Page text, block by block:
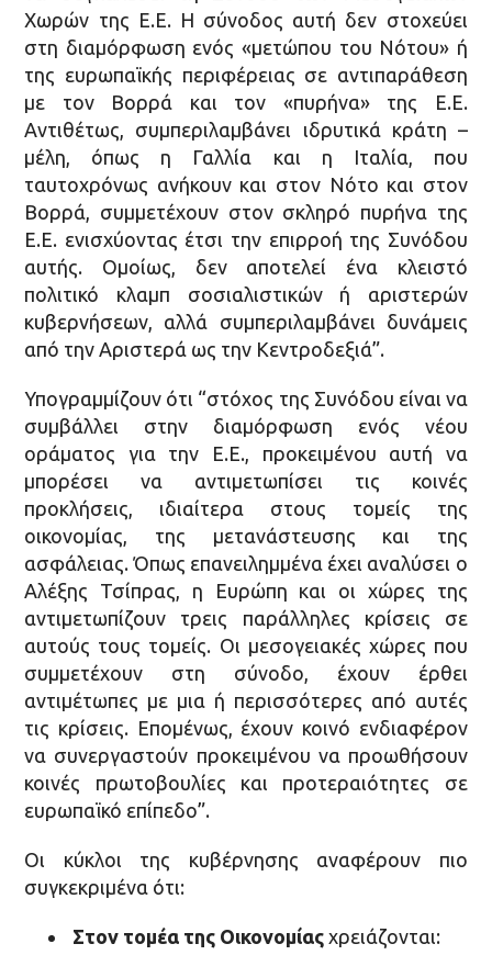
Χωρών της Ε.Ε. Η σύνοδος αυτή δεν στοχεύει
στη διαμόρφωση ενός «μετώπου του Νότου» ή
της ευρωπαϊκής περιφέρειας σε αντιπαράθεση
με τον Βορρά και τον «πυρήνα» της Ε.Ε.
Αντιθέτως, συμπεριλαμβάνει ιδρυτικά κράτη –
μέλη, όπως η Γαλλία και η Ιταλία, που
ταυτοχρόνως ανήκουν και στον Νότο και στον
Βορρά, συμμετέχουν στον σκληρό πυρήνα της
Ε.Ε. ενισχύοντας έτσι την επιρροή της Συνόδου
αυτής. Ομοίως, δεν αποτελεί ένα κλειστό
πολιτικό κλαμπ σοσιαλιστικών ή αριστερών
κυβερνήσεων, αλλά συμπεριλαμβάνει δυνάμεις
από την Αριστερά ως την Κεντροδεξιά”.
Υπογραμμίζουν ότι “στόχος της Συνόδου είναι να
συμβάλλει στην διαμόρφωση ενός νέου
οράματος για την Ε.Ε., προκειμένου αυτή να
μπορέσει να αντιμετωπίσει τις κοινές
προκλήσεις, ιδιαίτερα στους τομείς της
οικονομίας, της μετανάστευσης και της
ασφάλειας. Όπως επανειλημμένα έχει αναλύσει ο
Αλέξης Τσίπρας, η Ευρώπη και οι χώρες της
αντιμετωπίζουν τρεις παράλληλες κρίσεις σε
αυτούς τους τομείς. Οι μεσογειακές χώρες που
συμμετέχουν στη σύνοδο, έχουν έρθει
αντιμέτωπες με μια ή περισσότερες από αυτές
τις κρίσεις. Επομένως, έχουν κοινό ενδιαφέρον
να συνεργαστούν προκειμένου να προωθήσουν
κοινές πρωτοβουλίες και προτεραιότητες σε
ευρωπαϊκό επίπεδο”.
Οι κύκλοι της κυβέρνησης αναφέρουν πιο
συγκεκριμένα ότι:
Στον τομέα της Οικονομίαςχρειάζονται: